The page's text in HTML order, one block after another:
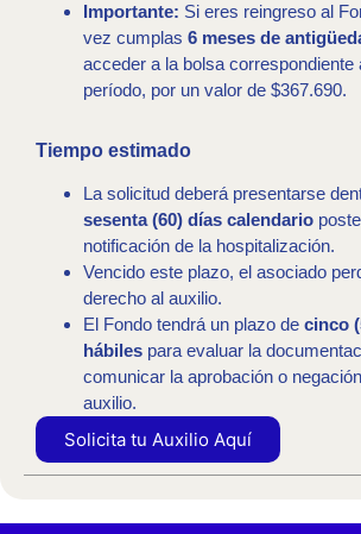
Importante: Si eres reingreso al
vez cumplas 6 meses de
acceder a la bolsa correspondiente
período, por un valor de $367.690.
Tiempo estimado
La solicitud deberá presentarse
sesenta (60) días calendario
notificación de la hospitalización.
Vencido este plazo, el asociado
derecho al auxilio.
El Fondo tendrá un plazo de cinco
hábiles para evaluar la
comunicar la aprobación o
auxilio.
Solicita tu Auxilio Aquí